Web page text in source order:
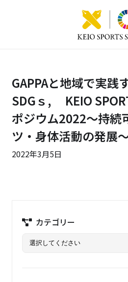
GAPPAと地域で実践
SDGｓ, KEIO
ポジウム2022～持続
ツ・身体活動の発展
2022年3月5日
カテゴリー